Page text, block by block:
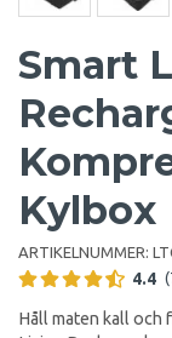
Smart
Kylbox
ARTIKELNUMMER:
4.4
Håll maten kall och